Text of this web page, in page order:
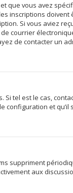
que vous avez
inscriptions doivent
Si vous aviez
courrier
de contacter un
Si tel est le cas,
et qu’il
suppriment
aux